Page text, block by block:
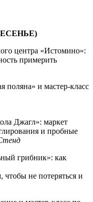
центра «Истомино»:
примерить
и мастер-класс
Джагл»: маркет
и пробные
грибник»: как
не потеряться и